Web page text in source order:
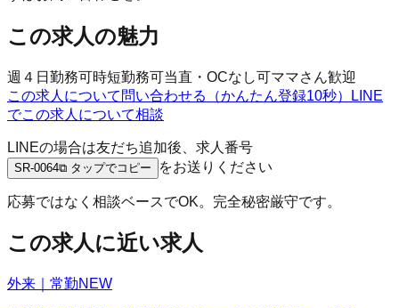
この求人の魅力
週４日勤務可時短勤務可当直・OCなし可ママさん歓迎
この求人について問い合わせる（かんたん登録10秒）
LINE
でこの求人について相談
LINEの場合は友だち追加後、求人番号
SR-0064⧉ タップでコピー をお送りください
応募ではなく相談ベースでOK。完全秘密厳守です。
この求人に近い求人
外来｜常勤NEW